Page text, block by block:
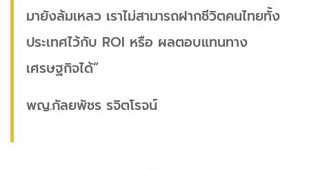
มายังล้มเหลว เราไม่สามารถฝากชีวิตคนไทยทั้ง
ประเทศไว้กับ ROI หรือ ผลตอบแทนทาง
เศรษฐกิจได้”
พญ.กัลยพัชร รจิตโรจน์